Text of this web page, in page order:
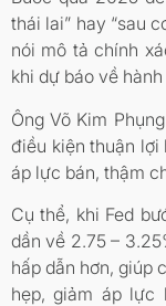
thái lai” hay “sau
nói mô tả chính
khi dự báo về
Ông Võ Kim
điều kiện thuận lợi
áp lực bán, thậm
Cụ thể, khi Fed
dần về 2.75 –
hấp dẫn hơn, giúp
hẹp, giảm áp lực